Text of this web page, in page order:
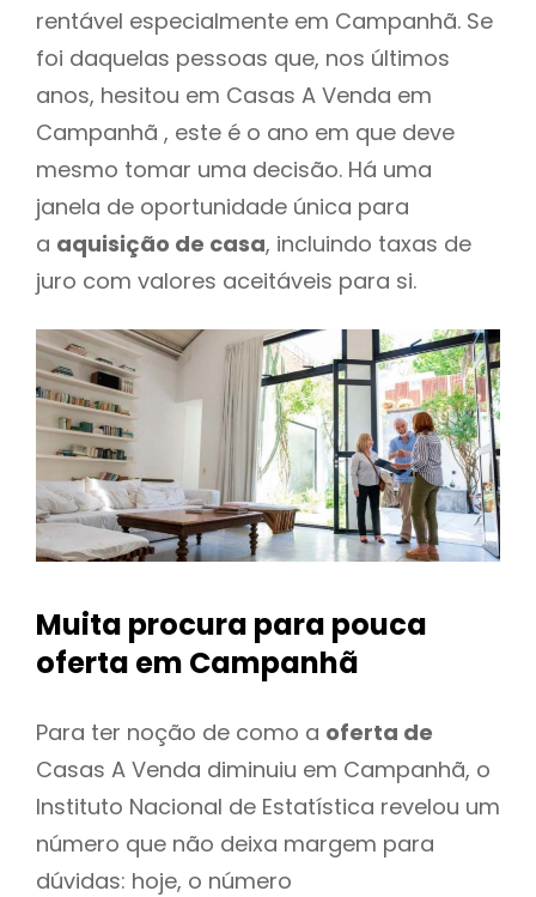
rentável especialmente em Campanhã. Se
foi daquelas pessoas que, nos últimos
anos, hesitou em Casas A Venda em
Campanhã , este é o ano em que deve
mesmo tomar uma decisão. Há uma
janela de oportunidade única para
a aquisição de casa, incluindo taxas de
juro com valores aceitáveis para si.
Muita procura para pouca
oferta em Campanhã
Para ter noção de como a oferta de
Casas A Venda diminuiu em Campanhã, o
Instituto Nacional de Estatística revelou um
número que não deixa margem para
dúvidas: hoje, o número